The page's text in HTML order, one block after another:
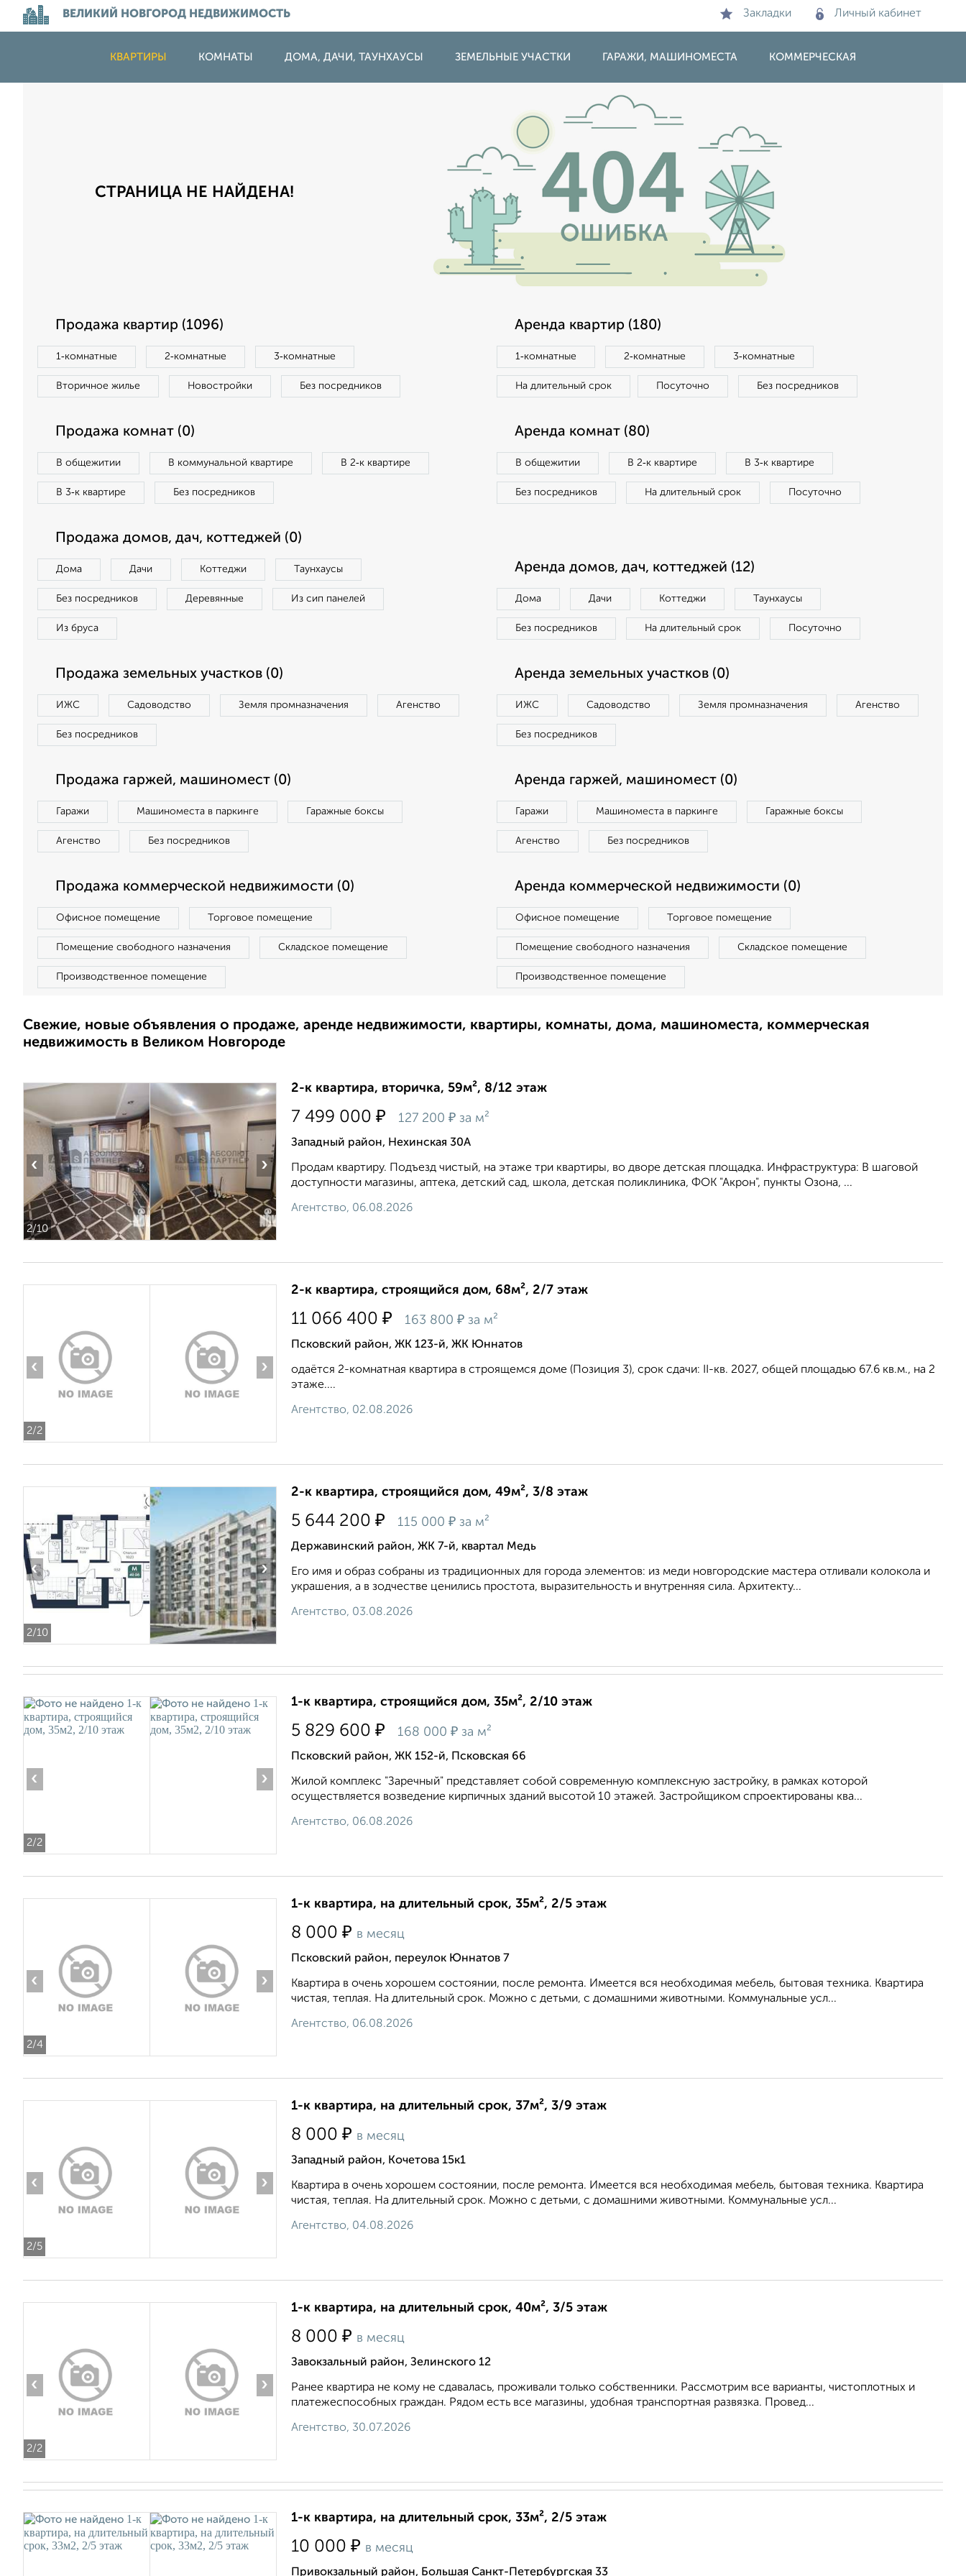
ВЕЛИКИЙ НОВГОРОД НЕДВИЖИМОСТЬ Закладки Личный кабинет
КВАРТИРЫ КОМНАТЫ ДОМА, ДАЧИ, ТАУНХАУСЫ ЗЕМЕЛЬНЫЕ УЧАСТКИ ГАРАЖИ, МАШИНОМЕСТА КОММЕРЧЕСКАЯ
СТРАНИЦА НЕ НАЙДЕНА!
Продажа квартир (1096)
1‑комнатные 2‑комнатные 3‑комнатные
Вторичное жилье Новостройки Без посредников
Аренда квартир (180)
1‑комнатные 2‑комнатные 3‑комнатные
На длительный срок Посуточно Без посредников
Продажа комнат (0)
В общежитии В коммунальной квартире В 2‑к квартире
В 3‑к квартире Без посредников
Аренда комнат (80)
В общежитии В 2‑к квартире В 3‑к квартире
Без посредников На длительный срок Посуточно
Продажа домов, дач, коттеджей (0)
Дома Дачи Коттеджи Таунхаусы
Без посредников Деревянные Из сип панелей
Из бруса
Аренда домов, дач, коттеджей (12)
Дома Дачи Коттеджи Таунхаусы
Без посредников На длительный срок Посуточно
Продажа земельных участков (0)
ИЖС Садоводство Земля промназначения Агенство
Без посредников
Аренда земельных участков (0)
ИЖС Садоводство Земля промназначения Агенство
Без посредников
Продажа гаржей, машиномест (0)
Гаражи Машиноместа в паркинге Гаражные боксы
Агенство Без посредников
Аренда гаржей, машиномест (0)
Гаражи Машиноместа в паркинге Гаражные боксы
Агенство Без посредников
Продажа коммерческой недвижимости (0)
Офисное помещение Торговое помещение
Помещение свободного назначения Складское помещение
Производственное помещение
Аренда коммерческой недвижимости (0)
Офисное помещение Торговое помещение
Помещение свободного назначения Складское помещение
Производственное помещение
Свежие, новые объявления о продаже, аренде недвижимости, квартиры, комнаты, дома, машиноместа, коммерческая
недвижимость в Великом Новгороде
2/10
‹ ›
2-к квартира, вторичка, 59м², 8/12 этаж
7 499 000 ₽ 127 200 ₽ за м²
Западный район, Нехинская 30А
Продам квартиру. Подъезд чиcтый, нa этажe тpи квартиры, во двоpе детская площaдка. Инфраcтpуктура: В шаговой
доступности магазины, аптека, детский сад, школа, детская поликлиника, ФОК "Акрон", пункты Озона, ...
Агентство, 06.08.2026
2/2
‹ ›
2-к квартира, строящийся дом, 68м², 2/7 этаж
11 066 400 ₽ 163 800 ₽ за м²
Псковский район, ЖК 123-й, ЖК Юннатов
одаётся 2-комнатная квартира в строящемся доме (Позиция 3), срок сдачи: II-кв. 2027, общей площадью 67.6 кв.м., на 2
этаже....
Агентство, 02.08.2026
2/10
‹ ›
2-к квартира, строящийся дом, 49м², 3/8 этаж
5 644 200 ₽ 115 000 ₽ за м²
Державинский район, ЖК 7-й, квартал Медь
Его имя и образ собраны из традиционных для города элементов: из меди новгородские мастера отливали колокола и
украшения, а в зодчестве ценились простота, выразительность и внутренняя сила. Архитекту...
Агентство, 03.08.2026
2/2
‹ ›
1-к квартира, строящийся дом, 35м², 2/10 этаж
5 829 600 ₽ 168 000 ₽ за м²
Псковский район, ЖК 152-й, Псковская 66
Жилой комплекс "Заречный" представляет собой современную комплексную застройку, в рамках которой
осуществляется возведение кирпичных зданий высотой 10 этажей. Застройщиком спроектированы ква...
Агентство, 06.08.2026
2/4
‹ ›
1-к квартира, на длительный срок, 35м², 2/5 этаж
8 000 ₽ в месяц
Псковский район, переулок Юннатов 7
Квартира в очень хорошем состоянии, после ремонта. Имеется вся необходимая мебель, бытовая техника. Квартира
чистая, теплая. На длительный срок. Можно с детьми, с домашними животными. Коммунальные усл...
Агентство, 06.08.2026
2/5
‹ ›
1-к квартира, на длительный срок, 37м², 3/9 этаж
8 000 ₽ в месяц
Западный район, Кочетова 15к1
Квартира в очень хорошем состоянии, после ремонта. Имеется вся необходимая мебель, бытовая техника. Квартира
чистая, теплая. На длительный срок. Можно с детьми, с домашними животными. Коммунальные усл...
Агентство, 04.08.2026
2/2
‹ ›
1-к квартира, на длительный срок, 40м², 3/5 этаж
8 000 ₽ в месяц
Завокзальный район, Зелинского 12
Ранее квартира не кому не сдавалась, проживали только собственники. Рассмотрим все варианты, чистоплотных и
платежеспособных граждан. Рядом есть все магазины, удобная транспортная развязка. Провед...
Агентство, 30.07.2026
1-к квартира, на длительный срок, 33м², 2/5 этаж
10 000 ₽ в месяц
Привокзальный район, Большая Санкт-Петербургская 33